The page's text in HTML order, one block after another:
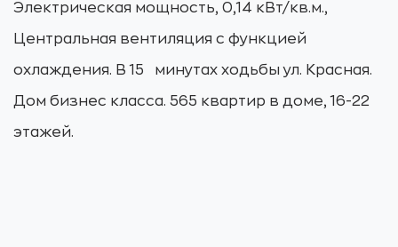
Электрическая мощность, 0,14 кВт/кв.м.,
Центральная вентиляция с функцией
охлаждения. В 15 минутах ходьбы ул. Красная.
Дом бизнес класса. 565 квартир в доме, 16-22
этажей.